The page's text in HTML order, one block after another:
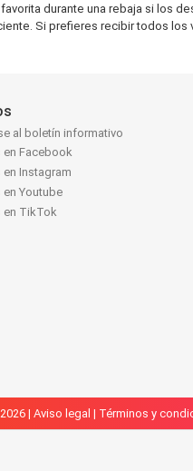
durante una rebaja si los
Si prefieres recibir todos
al boletín informativo
en Facebook
Instagram
Youtube
en TikTok
| Aviso legal | Términos y